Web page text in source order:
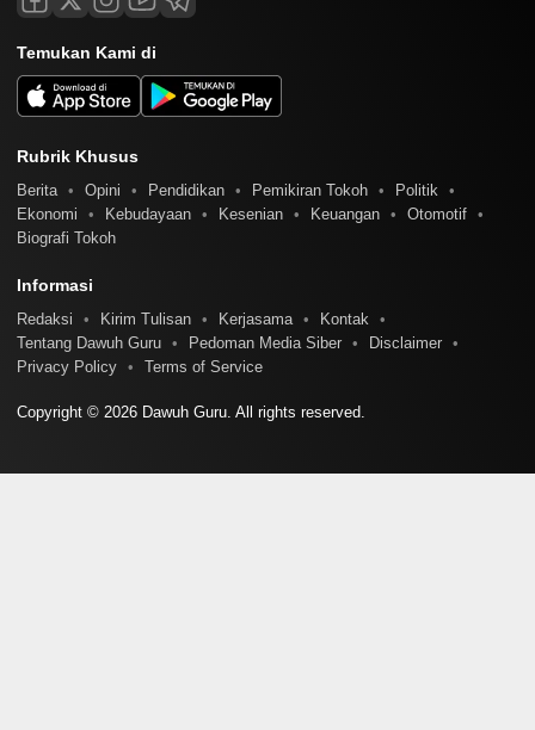
Temukan Kami di
Rubrik Khusus
Berita Opini Pendidikan Pemikiran Tokoh
Politik
Ekonomi
Kebudayaan Kesenian Keuangan
Otomotif
Biografi Tokoh
Informasi
Redaksi Kirim Tulisan Kerjasama
Kontak
Tentang Dawuh Guru
Pedoman Media Siber
Disclaimer
Privacy Policy
Terms of Service
Copyright © 2026 Dawuh Guru. All rights reserved.